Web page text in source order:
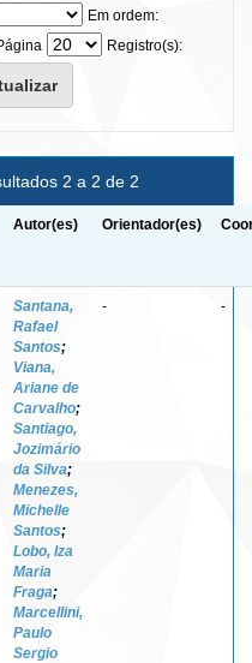
Em ordem:
Registro(s):
2 a 2 de 2
Autor(es) Orientador(es)
Santana,
Rafael
Santos;
Viana,
Ariane de
Carvalho;
Santiago,
Jozimário
da Silva;
Menezes,
Michelle
Santos;
Lobo, Iza
Maria
Fraga;
Marcellini,
Paulo
Sergio
- -